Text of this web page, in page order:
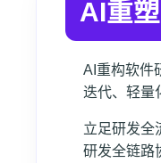
AI重
AI重构软件
迭代、轻量
立足研发全
研发全链路